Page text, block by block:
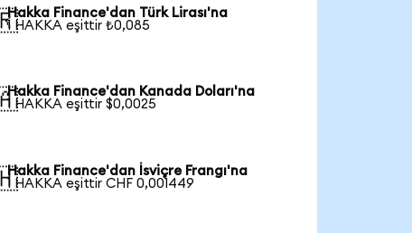
Hakka Finance'dan Türk Lirası'na
1 HAKKA eşittir ₺0,085
Hakka Finance'dan Kanada Doları'na
1 HAKKA eşittir $0,0025
Hakka Finance'dan İsviçre Frangı'na
1 HAKKA eşittir CHF 0,001449